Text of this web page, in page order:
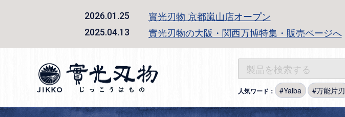
2026.01.25 實光刃物 京都嵐山店オープン
2025.04.13 實光刃物の大阪・関西万博特集・販売ページへ
人気ワード： Yaiba 万能片刃